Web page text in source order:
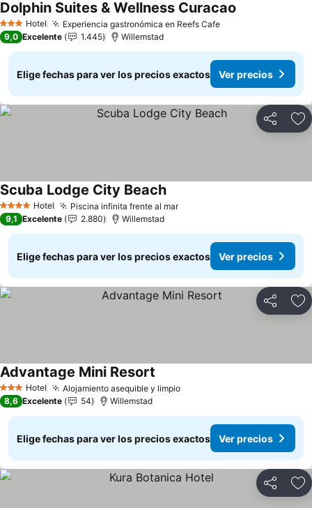
3 Estrellas
Hotel Experiencia gastronómica en Reefs CafeVer precios
Dolphin Suites & Wellness Curacao
9,0 Excelente 1.445 Willemstad
Elige fechas para ver los precios exactos Ver precios
Compartir
4 EstrellasHotel Piscina infinita frente al marVer precios
Scuba Lodge City BeachVer precios
9,1 Excelente 2.880 Willemstad
Elige fechas para ver los precios exactos Ver precios
Compartir
3 Estrellas
Hotel Alojamiento asequible y limpioVer precios
Advantage Mini Resort
8,6 Excelente 54 Willemstad
Elige fechas para ver los precios exactos Ver precios
Compartir